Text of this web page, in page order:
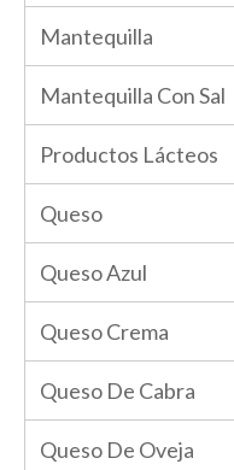
Mantequilla
Mantequilla Con Sal
Productos Lácteos
Queso
Queso Azul
Queso Crema
Queso De Cabra
Queso De Oveja